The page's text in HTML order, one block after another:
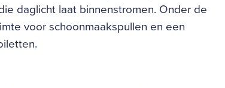
daglicht laat binnenstromen. Onder de
voor schoonmaakspullen en een